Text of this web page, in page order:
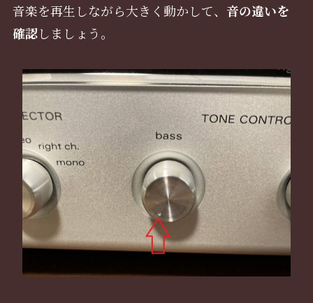
音楽を再生しながら大きく動かして、 音の違いを
確認しましょう。